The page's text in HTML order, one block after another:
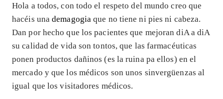
Hola a todos, con todo el respeto del mundo creo que
hacéis unademagogiaque no tiene ni pies ni cabeza.
Dan por hecho que los pacientes que mejoran diA a diA
su calidad de vida son tontos, que las farmacéuticas
ponen productos dañinos (es la ruina pa ellos) en el
mercado y que los médicos son unos sinvergüenzas al
igual que los visitadores médicos.